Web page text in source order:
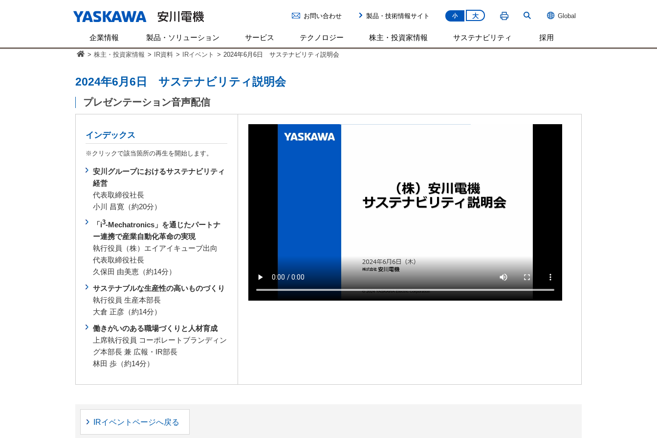
お問い合わせ 製品・技術情報サイト 小 大 Global
企業情報 製品・ソリューション サービス テクノロジー 株主・投資家情報 サステナビリティ 採用
> 株主・投資家情報 > IR資料 > IRイベント > 2024年6月6日 サステナビリティ説明会
2024年6月6日 サステナビリティ説明会
プレゼンテーション音声配信
インデックス
※クリックで該当箇所の再生を開始します。
安川グループにおけるサステナビリティ
経営
代表取締役社長
小川 昌寛（約20分）
「i3-Mechatronics」を通じたパートナ
ー連携で産業自動化革命の実現
執行役員（株）エイアイキューブ出向
代表取締役社長
久保田 由美恵（約14分）
サステナブルな生産性の高いものづくり
執行役員 生産本部長
大倉 正彦（約14分）
働きがいのある職場づくりと人材育成
上席執行役員 コーポレートブランディン
グ本部長 兼 広報・IR部長
林田 歩（約14分）
IRイベントページへ戻る